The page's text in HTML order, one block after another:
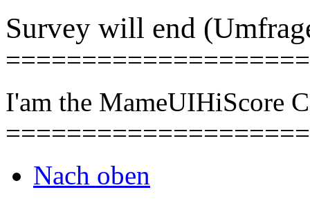
Survey will end
I'am the MameUIHiScore
Nach oben